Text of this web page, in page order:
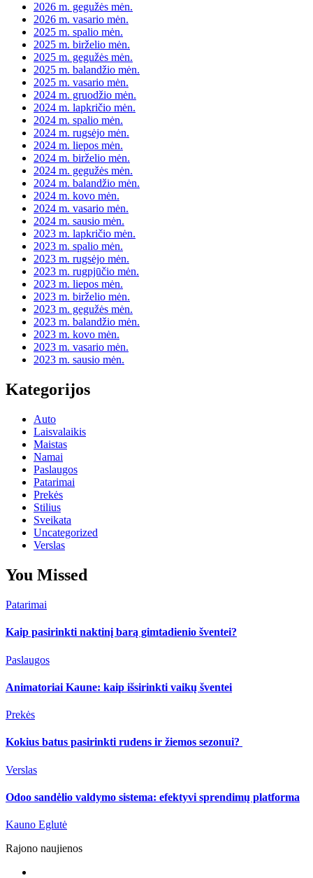
2026 m. gegužės mėn.
2026 m. vasario mėn.
2025 m. spalio mėn.
2025 m. birželio mėn.
2025 m. gegužės mėn.
2025 m. balandžio mėn.
2025 m. vasario mėn.
2024 m. gruodžio mėn.
2024 m. lapkričio mėn.
2024 m. spalio mėn.
2024 m. rugsėjo mėn.
2024 m. liepos mėn.
2024 m. birželio mėn.
2024 m. gegužės mėn.
2024 m. balandžio mėn.
2024 m. kovo mėn.
2024 m. vasario mėn.
2024 m. sausio mėn.
2023 m. lapkričio mėn.
2023 m. spalio mėn.
2023 m. rugsėjo mėn.
2023 m. rugpjūčio mėn.
2023 m. liepos mėn.
2023 m. birželio mėn.
2023 m. gegužės mėn.
2023 m. balandžio mėn.
2023 m. kovo mėn.
2023 m. vasario mėn.
2023 m. sausio mėn.
Kategorijos
Auto
Laisvalaikis
Maistas
Namai
Paslaugos
Patarimai
Prekės
Stilius
Sveikata
Uncategorized
Verslas
You Missed
Patarimai
Kaip pasirinkti naktinį barą gimtadienio šventei?
Paslaugos
Animatoriai Kaune: kaip išsirinkti vaikų šventei
Prekės
Kokius batus pasirinkti rudens ir žiemos sezonui?
Verslas
Odoo sandėlio valdymo sistema: efektyvi sprendimų platforma
Kauno Eglutė
Rajono naujienos